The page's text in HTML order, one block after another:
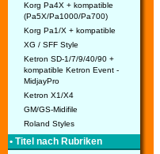
Korg Pa4X + kompatible
(Pa5X/Pa1000/Pa700)
Korg Pa1/X + kompatible
XG / SFF Style
Ketron SD-1/7/9/40/90 +
kompatible Ketron Event -
MidjayPro
Ketron X1/X4
GM/GS-Midifile
Roland Styles
• Titel nach Rubriken